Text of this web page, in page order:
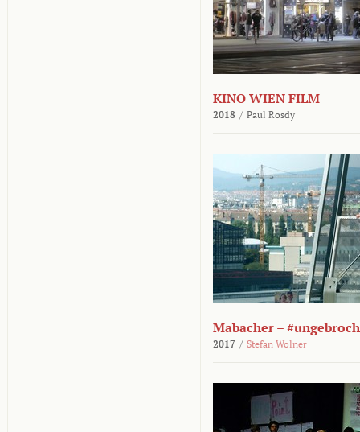
KINO WIEN FILM
2018 / Paul Rosdy
Mabacher –
2017 / Stefan Wolner